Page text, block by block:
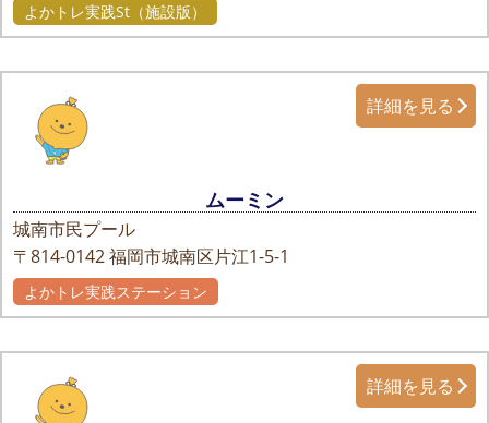
よかトレ実践St（施設版）
ムーミン
城南市民プール
〒814-0142福岡市城南区片江1-5-1
詳細を見る
よかトレ実践ステーション
詳細を見る